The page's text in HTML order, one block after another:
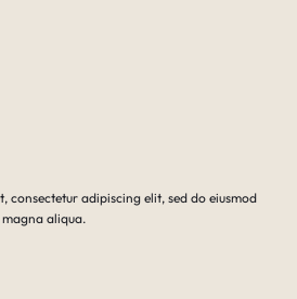
consectetur adipiscing elit, sed do eiusmod
aliqua.